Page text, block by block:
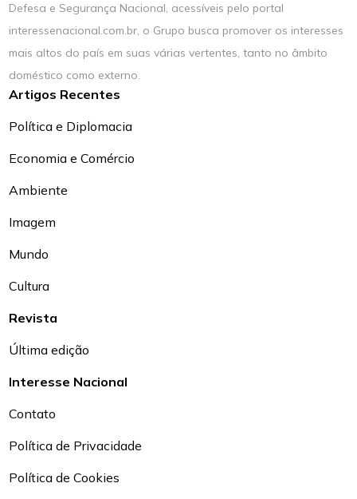
Defesa e Segurança Nacional, acessíveis pelo portal
interessenacional.com.br, o Grupo busca promover os interesses
mais altos do país em suas várias vertentes, tanto no âmbito
doméstico como externo.
Artigos Recentes
Política e Diplomacia
Economia e Comércio
Ambiente
Imagem
Mundo
Cultura
Revista
Última edição
Interesse Nacional
Contato
Política de Privacidade
Política de Cookies